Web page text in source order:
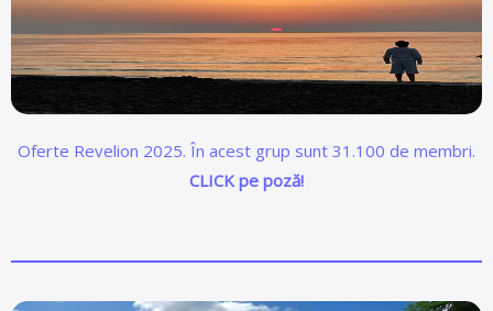
Oferte Revelion 2025. În acest grup sunt 31.100 de membri.
CLICK pe poză!